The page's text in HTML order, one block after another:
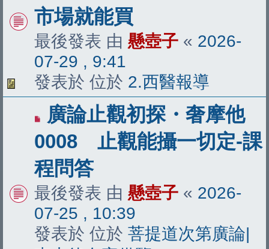
章
市場就能買
最後發表 由 懸壺子 « 2026-
07-29 , 9:41
發表於 位於 2.西醫報導
有
新
文
章
廣論止觀初探・奢摩他
0008 止觀能攝一切定-課
程問答
最後發表 由 懸壺子 « 2026-
07-25 , 10:39
發表於 位於 菩提道次第廣論|